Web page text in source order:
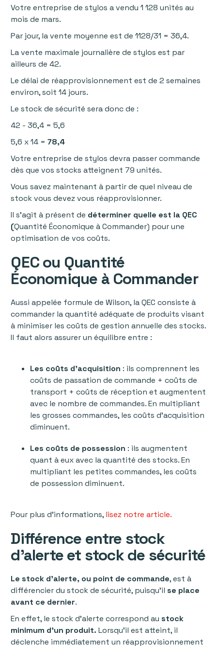
Votre entreprise de stylos a vendu 1 128 unités au
mois de mars.
Par jour, la vente moyenne est de 1128/31 = 36,4.
La vente maximale journalière de stylos est par
ailleurs de 42.
Le délai de réapprovisionnement est de 2 semaines
environ, soit 14 jours.
Le stock de sécurité sera donc de :
42 - 36,4 = 5,6
5,6 x 14 =78,4
Votre entreprise de stylos devra passer commande
dès que vos stocks atteignent 79 unités.
Vous savez maintenant à partir de quel niveau de
stock vous devez vous réapprovisionner.
Il s'agit à présent de déterminer quelle est la QEC
(Quantité Économique à Commander) pour une
optimisation de vos coûts.
QEC ou Quantité
Économique à Commander
Aussi appelée formule de Wilson, la QEC consiste à
commander la quantité adéquate de produits visant
à minimiser les coûts de gestion annuelle des stocks.
Il faut alors assurer un équilibre entre :
Les coûts d'acquisition : ils comprennent les
coûts de passation de commande + coûts de
transport + coûts de réception et augmentent
avec le nombre de commandes. En multipliant
les grosses commandes, les coûts d’acquisition
diminuent.
Les coûts de possession : ils augmentent
quant à eux avec la quantité des stocks. En
multipliant les petites commandes, les coûts
de possession diminuent.
Pour plus d’informations, lisez notre article.
Différence entre stock
d’alerte et stock de sécurité
Le stock d’alerte, ou point de commande, est à
différencier du stock de sécurité, puisqu’ilse place
avant ce dernier.
En effet, le stock d’alerte correspond austock
minimum d’un produit. Lorsqu’il est atteint, il
déclenche immédiatement un réapprovisionnement